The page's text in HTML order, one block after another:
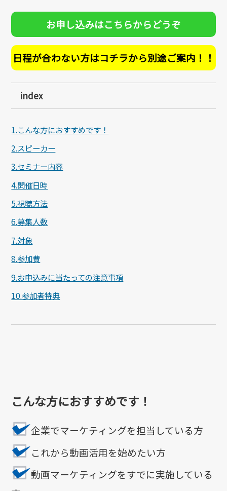
お申し込みはこちらからどうぞ
日程が合わない方はコチラから別途ご案内！！
index
1.こんな方におすすめです！
2.スピーカー
3.セミナー内容
4.開催日時
5.視聴方法
6.募集人数
7.対象
8.参加費
9.お申込みに当たっての注意事項
10.参加者特典
こんな方におすすめです！
企業でマーケティングを担当している方
これから動画活用を始めたい方
動画マーケティングをすでに実施している